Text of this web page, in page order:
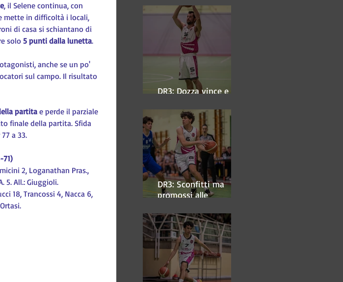
, il Selene continua, con
mette in difficoltà i locali,
di casa si schiantano di
solo 5 punti dalla lunetta.
anche se un po'
sul campo. Il risultato
partita e perde il parziale
finale della partita. Sfida
a 33.
71)
2, Loganathan Pras.,
5. All.: Giuggioli.
18, Trancossi 4, Nacca 6,
DR3: Dozza vince e
DR3: Sconfitti ma
promossi alle